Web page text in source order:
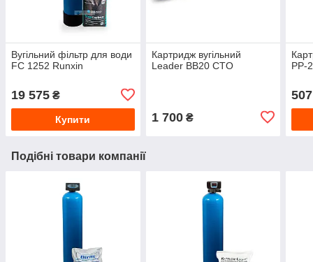
Вугільний фільтр для води
FC 1252 Runxin
19 575 ₴
Купити
Картридж вугільний
Leader BB20 CTO
1 700₴
PP-
507
Подібні товари компанії